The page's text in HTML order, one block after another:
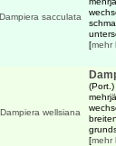
[mehr
(Port.)
[mehr